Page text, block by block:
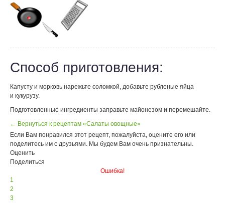
Способ приготовления:
Капусту и морковь нарежьте соломкой, добавьте рубленые яйца
и кукурузу.
Подготовленные ингредиенты заправьте майонезом и перемешайте.
← Вернуться к рецептам «Салаты овощные»
Если Вам понравился этот рецепт, пожалуйста, оцените его или
поделитесь им с друзьями. Мы будем Вам очень признательны.
Оценить
Поделиться
Ошибка!
1
2
3